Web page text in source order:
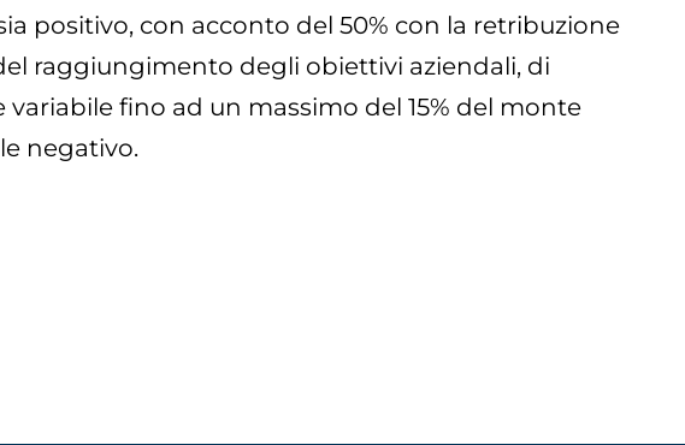
positivo, con acconto del 50% con la retribuzione
raggiungimento degli obiettivi aziendali, di
fino ad un massimo del 15% del monte
negativo.